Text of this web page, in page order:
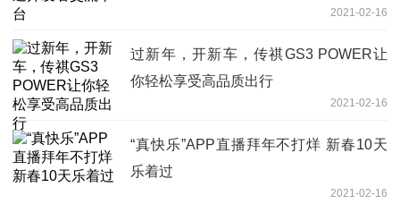
2021-02-16
过新年，开新车，传祺GS3 POWER让
你轻松享受高品质出行
2021-02-16
“真快乐”APP直播拜年不打烊 新春10天
乐着过
2021-02-16